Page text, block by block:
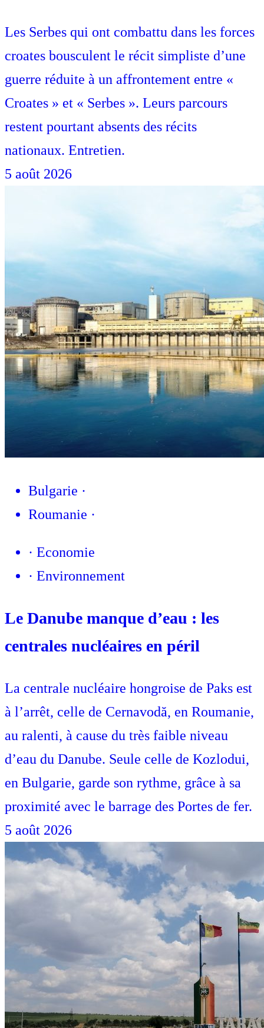
Les Serbes qui ont combattu dans les forces
croates bousculent le récit simpliste d’une
guerre réduite à un affrontement entre «
Croates » et « Serbes ». Leurs parcours
restent pourtant absents des récits
nationaux. Entretien.
5 août 2026
Bulgarie ·
Roumanie ·
· Economie
· Environnement
Le Danube manque d’eau : les
centrales nucléaires en péril
La centrale nucléaire hongroise de Paks est
à l’arrêt, celle de Cernavodă, en Roumanie,
au ralenti, à cause du très faible niveau
d’eau du Danube. Seule celle de Kozlodui,
en Bulgarie, garde son rythme, grâce à sa
proximité avec le barrage des Portes de fer.
5 août 2026